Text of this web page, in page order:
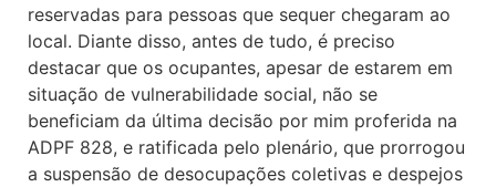
reservadas para pessoas que sequer chegaram ao
local. Diante disso, antes de tudo, é preciso
destacar que os ocupantes, apesar de estarem em
situação de vulnerabilidade social, não se
beneficiam da última decisão por mim proferida na
ADPF 828, e ratificada pelo plenário, que prorrogou
a suspensão de desocupações coletivas e despejos